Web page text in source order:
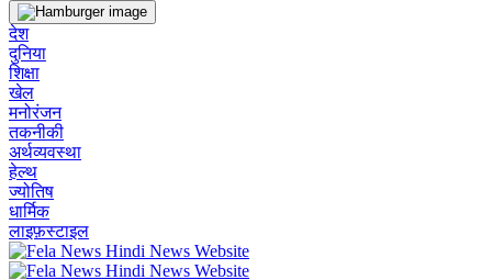
देश
दुनिया
शिक्षा
खेल
मनोरंजन
तकनीकी
अर्थव्यवस्था
हेल्थ
ज्योतिष
धार्मिक
लाइफ़स्टाइल